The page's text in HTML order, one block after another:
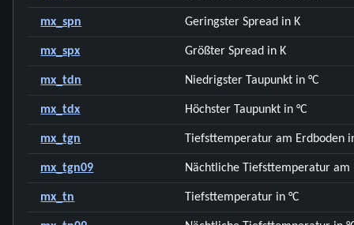
mx_spn Geringster Spread in K
mx_spx Größter Spread in K
mx_tdn Niedrigster Taupunkt in °C
mx_tdx Höchster Taupunkt in °C
mx_tgn Tiefsttemperatur am Erdboden
mx_tgn09 Nächtliche Tiefsttemperatur am
mx_tn Tiefsttemperatur in °C